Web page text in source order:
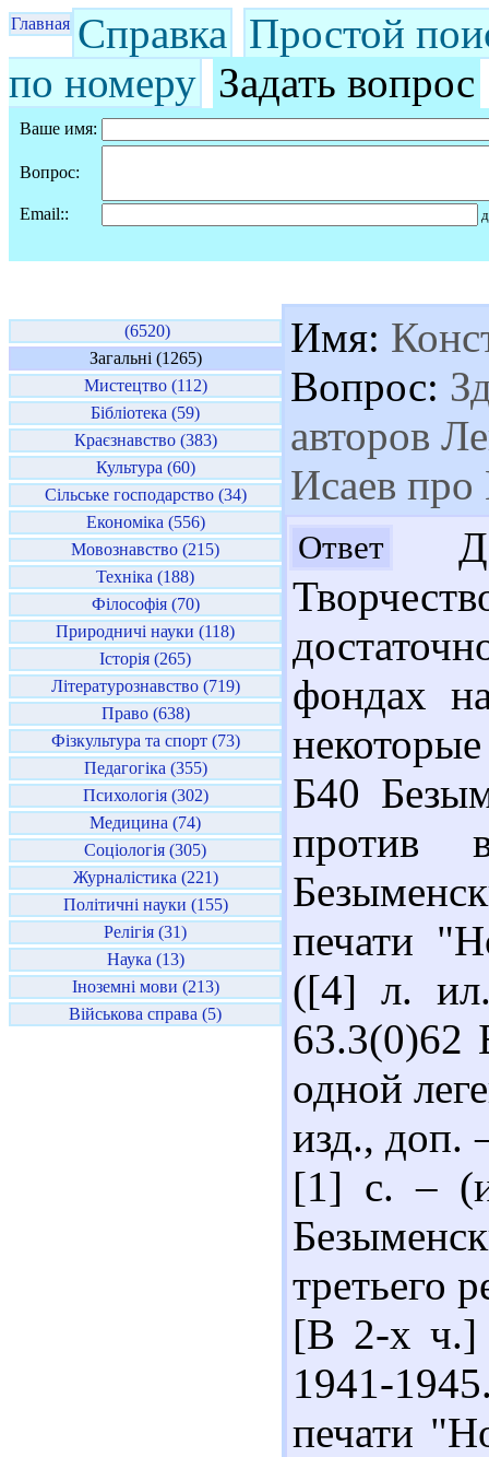
Главная Справка Простой
по номеру Задать вопрос
Ваше имя:
Вопрос:
Email::
(6520)
Загальні (1265)
Мистецтво (112)
Бібліотека (59)
Краєзнавство (383)
Культура (60)
Сільське господарство (34)
Економіка (556)
Мовознавство (215)
Техніка (188)
Філософія (70)
Природничі науки (118)
Історія (265)
Літературознавство (719)
Право (638)
Фізкультура та спорт (73)
Педагогіка (355)
Психологія (302)
Медицина (74)
Соціологія (305)
Журналістика (221)
Політичні науки (155)
Релігія (31)
Наука (13)
Іноземні мови (213)
Військова справа (5)
Имя:
Вопрос:
авторов
Исаев
Ответ
фондах
Б40
против
печати
([4] л.
63.3(0)62
одной
изд., доп.
[1] с. –
третьего
[В 2-х ч.]
1941-
печати